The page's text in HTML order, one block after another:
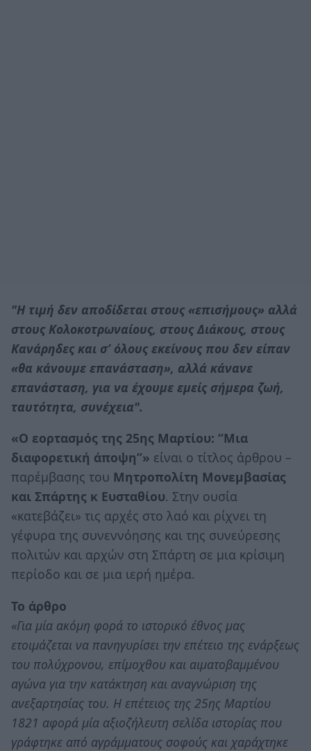
"Η τιμή δεν αποδίδεται στους «επισήμους» αλλά
στους Κολοκοτρωναίους, στους Διάκους, στους
Κανάρηδες και σ’ όλους εκείνους που δεν είπαν
«θα κάνουμε επανάσταση», αλλά κάνανε
επανάσταση, για να έχουμε εμείς σήμερα ζωή,
ταυτότητα, συνέχεια".
«Ο εορτασμός της 25ης Μαρτίου: “Μια
διαφορετική άποψη”» είναι ο τίτλος άρθρου –
παρέμβασης του Μητροπολίτη Μονεμβασίας
και Σπάρτης κ Ευσταθίου. Στην ουσία
«κατεβάζει» τις αρχές στο λαό και ρίχνει τη
γέφυρα της συνεννόησης και της συνεύρεσης
πολιτών και αρχών στη Σπάρτη σε μια κρίσιμη
περίοδο και σε μια ιερή ημέρα.
Το άρθρο
«Για μία ακόμη φορά το ιστορικό έθνος μας
ετοιμάζεται να πανηγυρίσει την επέτειο της ενάρξεως
του πολύχρονου, επίμοχθου και αιματοβαμμένου
αγώνα για την κατάκτηση και αναγνώριση της
ανεξαρτησίας του. Η επέτειος της 25ης Μαρτίου
1821 αφορά μία αξιοζήλευτη σελίδα ιστορίας που
γράφτηκε από αγράμματους σοφούς και χαράχτηκε